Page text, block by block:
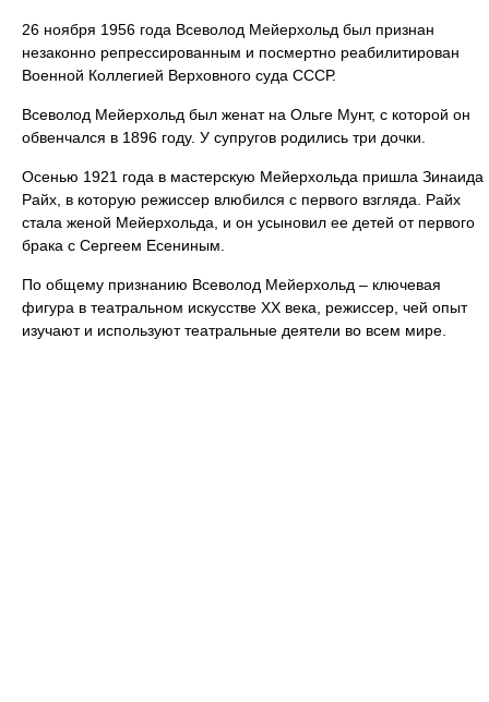
26 ноября 1956 года Всеволод Мейерхольд был признан
незаконно репрессированным и посмертно реабилитирован
Военной Коллегией Верховного суда СССР.
Всеволод Мейерхольд был женат на Ольге Мунт, с которой он
обвенчался в 1896 году. У супругов родились три дочки.
Осенью 1921 года в мастерскую Мейерхольда пришла Зинаида
Райх, в которую режиссер влюбился с первого взгляда. Райх
стала женой Мейерхольда, и он усыновил ее детей от первого
брака с Сергеем Есениным.
По общему признанию Всеволод Мейерхольд – ключевая
фигура в театральном искусстве ХХ века, режиссер, чей опыт
изучают и используют театральные деятели во всем мире.